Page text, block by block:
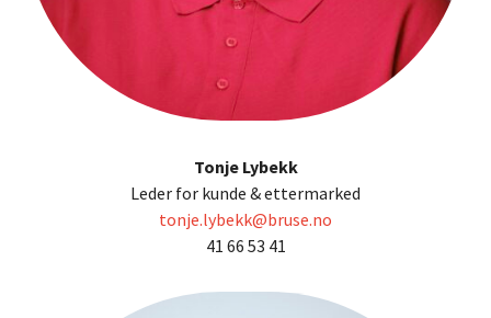
Tonje Lybekk
Leder for kunde & ettermarked
tonje.lybekk@bruse.no
41 66 53 41